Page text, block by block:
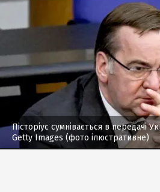
Пісторіус сумнівається в передачі
Getty Images (фото ілюстративне)